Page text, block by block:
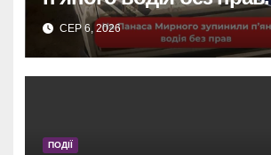
СЕР 6, 2026
ПОДІЇ